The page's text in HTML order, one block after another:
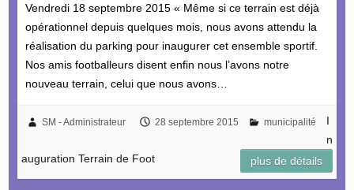
Vendredi 18 septembre 2015 « Même si ce terrain est déjà
opérationnel depuis quelques mois, nous avons attendu la
réalisation du parking pour inaugurer cet ensemble sportif.
Nos amis footballeurs disent enfin nous l’avons notre
nouveau terrain, celui que nous avons…
SM - Administrateur 28 septembre 2015 municipalité
I
n
auguration Terrain de Foot
plus de détails